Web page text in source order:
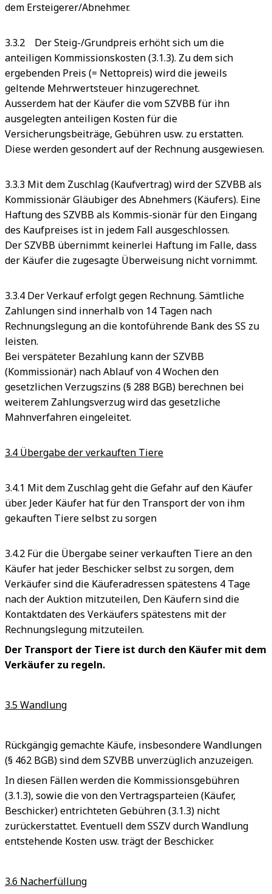
dem Ersteigerer/Abnehmer.
3.3.2 Der Steig-/Grundpreis erhöht sich um die
anteiligen Kommissionskosten (3.1.3). Zu dem sich
ergebenden Preis (= Nettopreis) wird die jeweils
geltende Mehrwertsteuer hinzugerechnet.
Ausserdem hat der Käufer die vom SZVBB für ihn
ausgelegten anteiligen Kosten für die
Versicherungsbeiträge, Gebühren usw. zu erstatten.
Diese werden gesondert auf der Rechnung ausgewiesen.
3.3.3 Mit dem Zuschlag (Kaufvertrag) wird der SZVBB als
Kommissionär Gläubiger des Abnehmers (Käufers). Eine
Haftung des SZVBB als Kommis-sionär für den Eingang
des Kaufpreises ist in jedem Fall ausgeschlossen.
Der SZVBB übernimmt keinerlei Haftung im Falle, dass
der Käufer die zugesagte Überweisung nicht vornimmt.
3.3.4 Der Verkauf erfolgt gegen Rechnung. Sämtliche
Zahlungen sind innerhalb von 14 Tagen nach
Rechnungslegung an die kontoführende Bank des SS zu
leisten.
Bei verspäteter Bezahlung kann der SZVBB
(Kommissionär) nach Ablauf von 4 Wochen den
gesetzlichen Verzugszins (§ 288 BGB) berechnen bei
weiterem Zahlungsverzug wird das gesetzliche
Mahnverfahren eingeleitet.
3.4 Übergabe der verkauften Tiere
3.4.1 Mit dem Zuschlag geht die Gefahr auf den Käufer
über. Jeder Käufer hat für den Transport der von ihm
gekauften Tiere selbst zu sorgen
3.4.2 Für die Übergabe seiner verkauften Tiere an den
Käufer hat jeder Beschicker selbst zu sorgen, dem
Verkäufer sind die Käuferadressen spätestens 4 Tage
nach der Auktion mitzuteilen, Den Käufern sind die
Kontaktdaten des Verkäufers spätestens mit der
Rechnungslegung mitzuteilen.
Der Transport der Tiere ist durch den Käufer mit dem
Verkäufer zu regeln.
3.5 Wandlung
Rückgängig gemachte Käufe, insbesondere Wandlungen
(§ 462 BGB) sind dem SZVBB unverzüglich anzuzeigen.
In diesen Fällen werden die Kommissionsgebühren
(3.1.3), sowie die von den Vertragsparteien (Käufer,
Beschicker) entrichteten Gebühren (3.1.3) nicht
zurückerstattet. Eventuell dem SSZV durch Wandlung
entstehende Kosten usw. trägt der Beschicker.
3.6 Nacherfüllung